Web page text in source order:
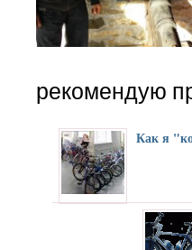
рекомендую
Как я